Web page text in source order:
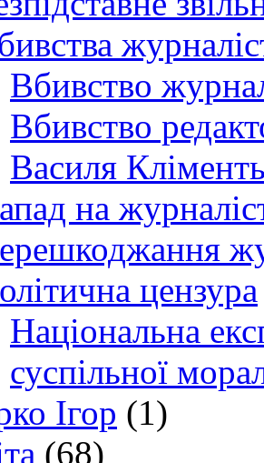
Вбивство
Вбивство
Василя
на
цензура
Національна
суспільної
Ігор (1)
(68)